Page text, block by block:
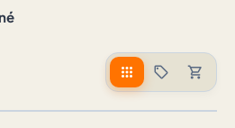
apps sell shopping_cart